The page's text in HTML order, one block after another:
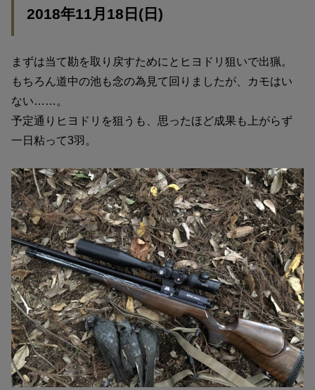
2018年11月18日(日)
まずは当て勘を取り戻すためにとヒヨドリ狙いで出猟。
もちろん道中の池も念の為見て回りましたが、カモはい
ない……。
予定通りヒヨドリを狙うも、思ったほど成果も上がらず
一日粘って3羽。